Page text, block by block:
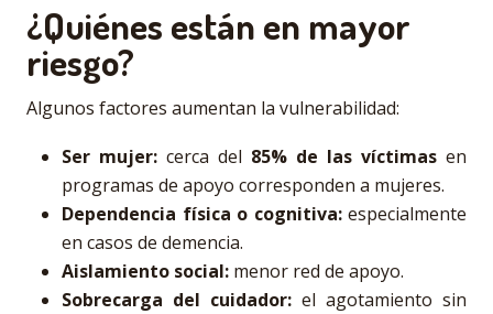
¿Quiénes están en mayor
riesgo?
Algunos factores aumentan la vulnerabilidad:
Ser mujer: cerca del 85% de las víctimas en
programas de apoyo corresponden a mujeres.
Dependencia física o cognitiva:especialmente
en casos de demencia.
Aislamiento social: menor red de apoyo.
Sobrecarga del cuidador: el agotamiento sin